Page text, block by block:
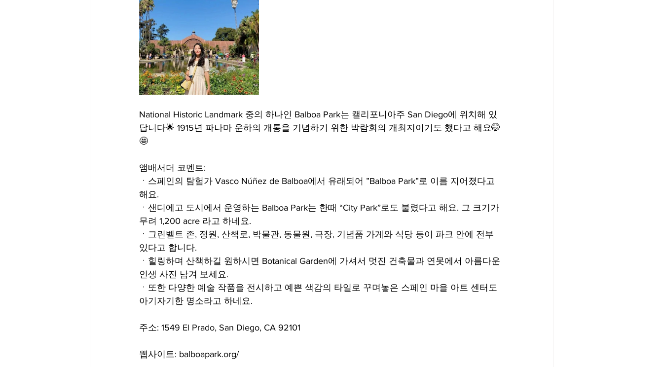
Centerport-맛집/여행지
National Historic Landmark 중의 하나인 Balboa Park는 캘리포니아주 San Diego에 위치해 있
답니다🌟 1915년 파나마 운하의 개통을 기념하기 위한 박람회의 개최지이기도 했다고 해요🤭
🤩
앰배서더 코멘트:
ㆍ스페인의 탐험가 Vasco Núñez de Balboa에서 유래되어 ”Balboa Park”로 이름 지어졌다고
해요.
ㆍ샌디에고 도시에서 운영하는 Balboa Park는 한때 “City Park”로도 불렸다고 해요. 그 크기가
무려 1,200 acre 라고 하네요.
ㆍ그린벨트 존, 정원, 산책로, 박물관, 동물원, 극장, 기념품 가게와 식당 등이 파크 안에 전부
있다고 합니다.
ㆍ힐링하며 산책하길 원하시면 Botanical Garden에 가셔서 멋진 건축물과 연못에서 아름다운
인생 사진 남겨 보세요.
ㆍ또한 다양한 예술 작품을 전시하고 예쁜 색감의 타일로 꾸며놓은 스페인 마을 아트 센터도
아기자기한 명소라고 하네요.
주소: 1549 El Prado, San Diego, CA 92101
웹사이트: balboapark.org/